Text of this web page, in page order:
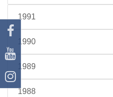
1991
1990
1989
1988